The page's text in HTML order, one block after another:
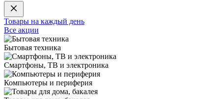
Товары на каждый день
Все акции
Бытовая техника
Смартфоны, ТВ и электроника
Компьютеры и периферия